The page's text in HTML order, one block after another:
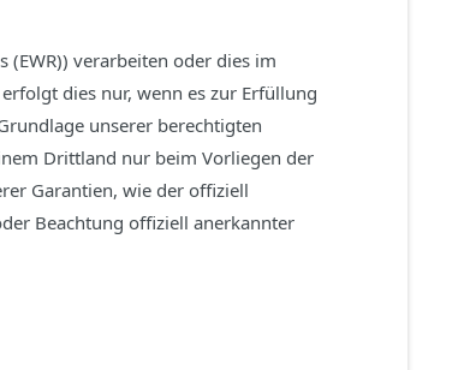
verarbeiten oder dies im
dies nur, wenn es zur Erfüllung
unserer berechtigten
Drittland nur beim Vorliegen der
Garantien, wie der offiziell
Beachtung offiziell anerkannter